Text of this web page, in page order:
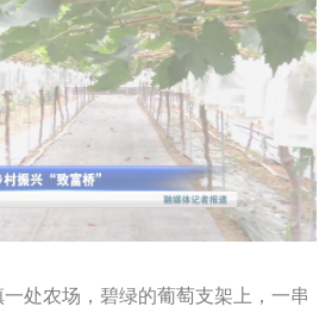
处农场，碧绿的葡萄支架上，一串